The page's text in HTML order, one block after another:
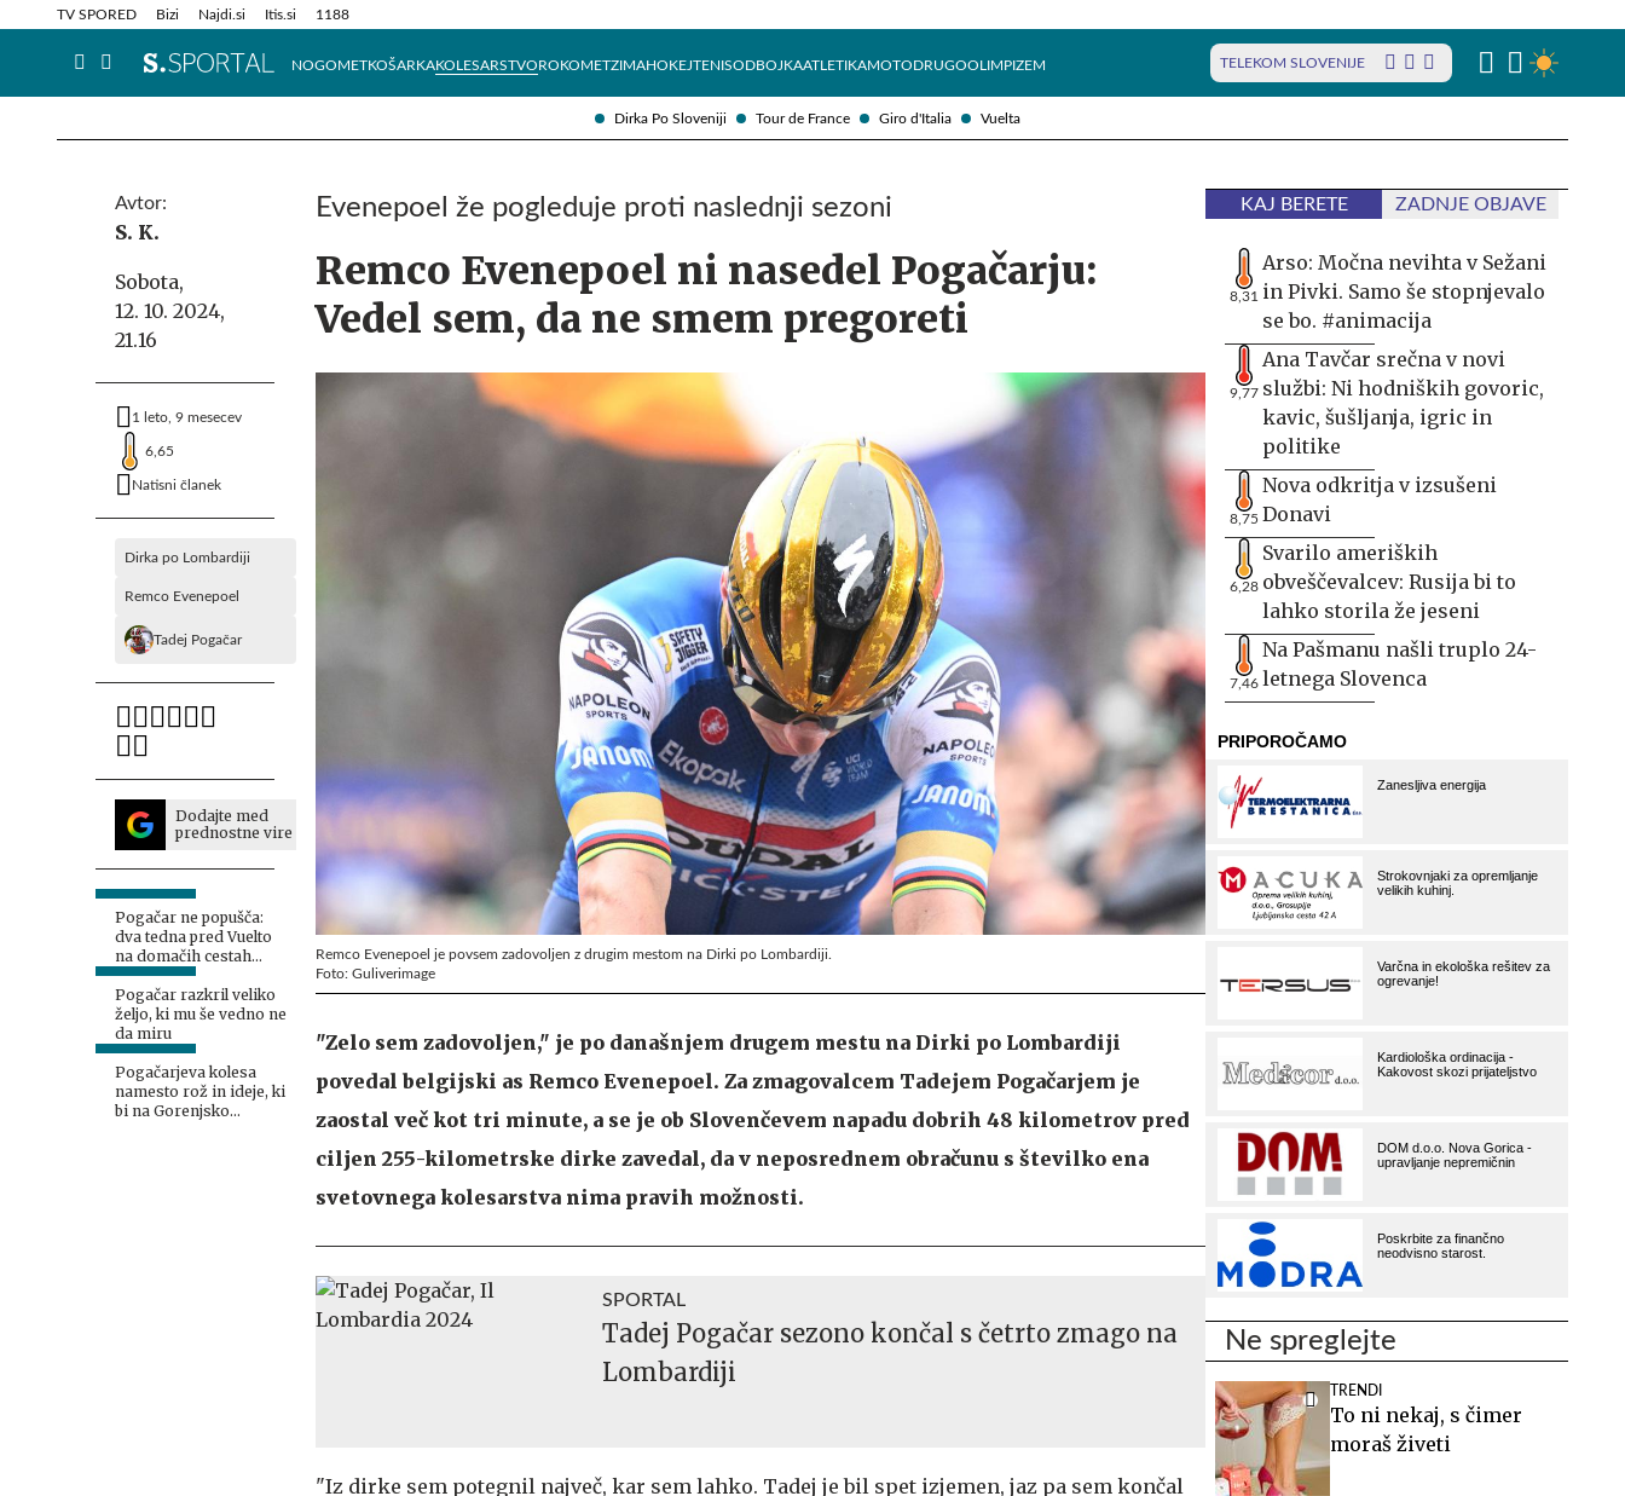
Dirka Po Sloveniji Tour de France Giro d'Italia Vuelta
TV SPORED Bizi Najdi.si Itis.si 1188
NOGOMETKOŠARKAKOLESARSTVOROKOMETZIMAHOKEJTENISODBOJKAATLETIKAMOTODRUGOOLIMPIZEM TELEKOM SLOVENIJE
Info in obvestila Tehnik
Avtor:
S. K.
Sobota,
12. 10. 2024,
21.16
1 leto, 9 mesecev
6,65
Natisni članek
Dirka po Lombardiji
Remco Evenepoel
Tadej Pogačar
Dodajte med
prednostne vire
Pogačar ne popušča:
dva tedna pred Vuelto
na domačih cestah
podira rekorde
Pogačar razkril veliko
željo, ki mu še vedno ne
da miru
Pogačarjeva kolesa
namesto rož in ideje, ki
bi na Gorenjsko
Evenepoel že pogleduje proti naslednji sezoni
Remco Evenepoel ni nasedel Pogačarju:
Vedel sem, da ne smem pregoreti
Remco Evenepoel je povsem zadovoljen z drugim mestom na Dirki po Lombardiji.
Foto: Guliverimage
"Zelo sem zadovoljen," je po današnjem drugem mestu na Dirki po Lombardiji
povedal belgijski as Remco Evenepoel. Za zmagovalcem Tadejem Pogačarjem je
zaostal več kot tri minute, a se je ob Slovenčevem napadu dobrih 48 kilometrov pred
ciljen 255-kilometrske dirke zavedal, da v neposrednem obračunu s številko ena
svetovnega kolesarstva nima pravih možnosti.
SPORTAL
Tadej Pogačar sezono končal s četrto zmago na
Lombardiji
"Iz dirke sem potegnil največ, kar sem lahko. Tadej je bil spet izjemen, jaz pa sem končal
KAJ BERETE ZADNJE OBJAVE
8,31
Arso: Močna nevihta v Sežani
in Pivki. Samo še stopnjevalo
se bo. #animacija
9,77
Ana Tavčar srečna v novi
službi: Ni hodniških govoric,
kavic, šušljanja, igric in
politike
8,75
Nova odkritja v izsušeni
Donavi
6,28
Svarilo ameriških
obveščevalcev: Rusija bi to
lahko storila že jeseni
7,46
Na Pašmanu našli truplo 24-
letnega Slovenca
Ne spreglejte
TRENDI
To ni nekaj, s čimer
moraš živeti